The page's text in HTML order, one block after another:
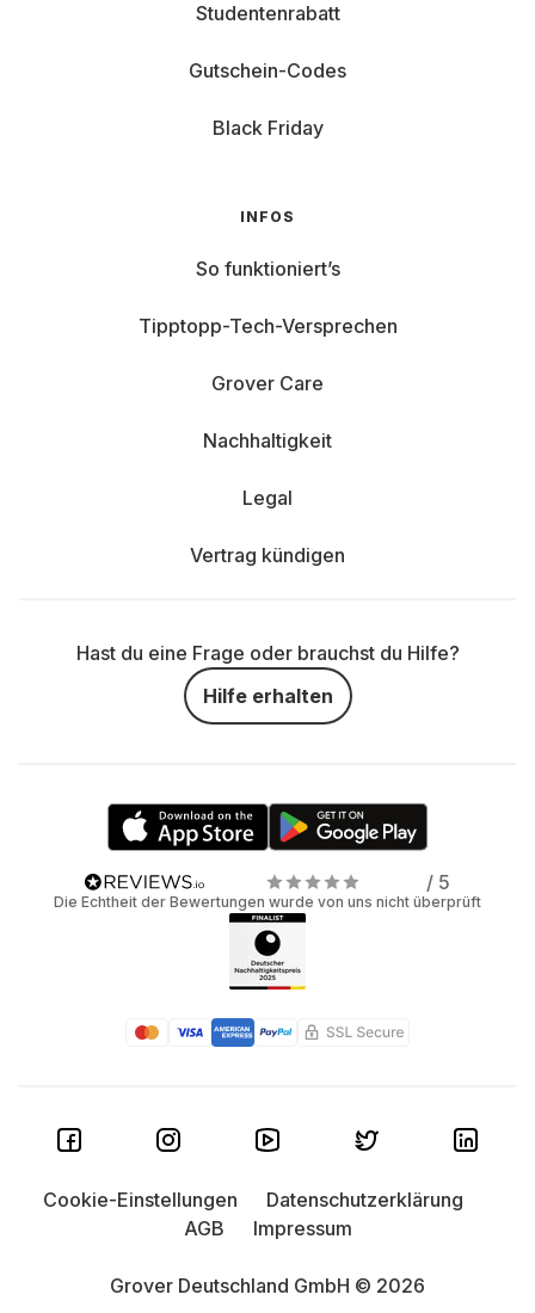
Studentenrabatt
Gutschein-Codes
Black Friday
INFOS
So funktioniert’s
Tipptopp-Tech-Versprechen
Grover Care
Nachhaltigkeit
Legal
Vertrag kündigen
Hast du eine Frage oder brauchst du Hilfe?
Hilfe erhalten
/ 5
Die Echtheit der Bewertungen wurde von uns nicht überprüft
Grover Deutschland GmbH © 2026
Cookie-Einstellungen
Datenschutzerklärung
AGB
Impressum